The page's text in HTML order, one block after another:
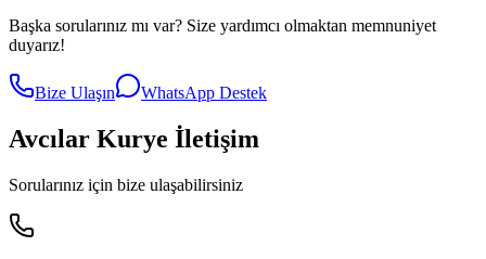
Başka sorularınız mı var? Size yardımcı olmaktan memnuniyet
duyarız!
Bize Ulaşın WhatsApp Destek
Avcılar Kurye İletişim
Sorularınız için bize ulaşabilirsiniz